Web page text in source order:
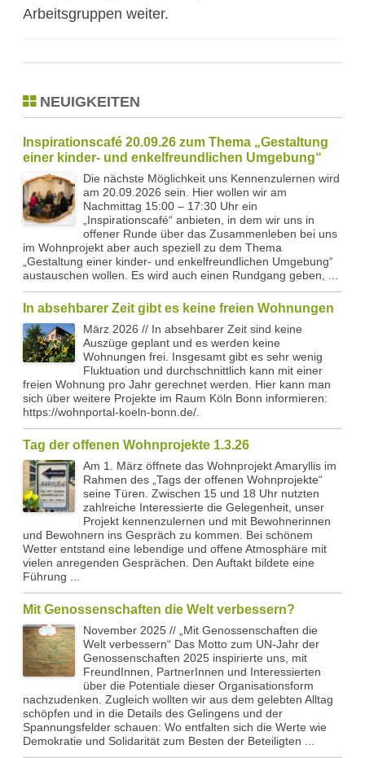
Arbeitsgruppen weiter.
NEUIGKEITEN
Inspirationscafé 20.09.26 zum Thema „Gestaltung
einer kinder- und enkelfreundlichen Umgebung“
Die nächste Möglichkeit uns Kennenzulernen wird
am 20.09.2026 sein. Hier wollen wir am
Nachmittag 15:00 – 17:30 Uhr ein
„Inspirationscafé“ anbieten, in dem wir uns in
offener Runde über das Zusammenleben bei uns
im Wohnprojekt aber auch speziell zu dem Thema
„Gestaltung einer kinder- und enkelfreundlichen Umgebung“
austauschen wollen. Es wird auch einen Rundgang geben, ...
In absehbarer Zeit gibt es keine freien Wohnungen
März 2026 // In absehbarer Zeit sind keine
Auszüge geplant und es werden keine
Wohnungen frei. Insgesamt gibt es sehr wenig
Fluktuation und durchschnittlich kann mit einer
freien Wohnung pro Jahr gerechnet werden. Hier kann man
sich über weitere Projekte im Raum Köln Bonn informieren:
https://wohnportal-koeln-bonn.de/.
Tag der offenen Wohnprojekte 1.3.26
Am 1. März öffnete das Wohnprojekt Amaryllis im
Rahmen des „Tags der offenen Wohnprojekte“
seine Türen. Zwischen 15 und 18 Uhr nutzten
zahlreiche Interessierte die Gelegenheit, unser
Projekt kennenzulernen und mit Bewohnerinnen
und Bewohnern ins Gespräch zu kommen. Bei schönem
Wetter entstand eine lebendige und offene Atmosphäre mit
vielen anregenden Gesprächen. Den Auftakt bildete eine
Führung ...
Mit Genossenschaften die Welt verbessern?
November 2025 // „Mit Genossenschaften die
Welt verbessern“ Das Motto zum UN-Jahr der
Genossenschaften 2025 inspirierte uns, mit
FreundInnen, PartnerInnen und Interessierten
über die Potentiale dieser Organisationsform
nachzudenken. Zugleich wollten wir aus dem gelebten Alltag
schöpfen und in die Details des Gelingens und der
Spannungsfelder schauen: Wo entfalten sich die Werte wie
Demokratie und Solidarität zum Besten der Beteiligten ...